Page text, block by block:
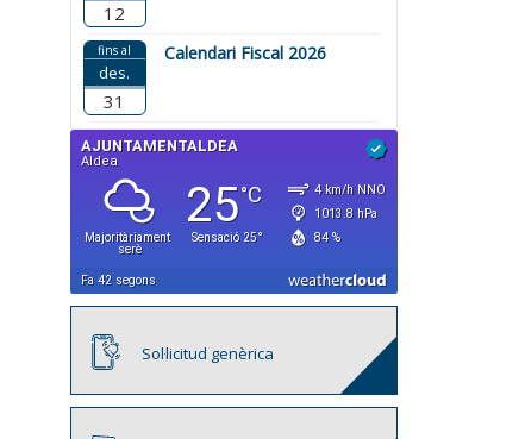
12
fins al
des.
31
Calendari Fiscal 2026
Sol·licitud genèrica